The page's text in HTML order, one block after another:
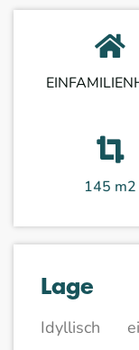
145 m2
Lage
Idyllisch